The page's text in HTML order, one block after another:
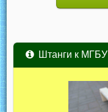
Штанги к МГБУ